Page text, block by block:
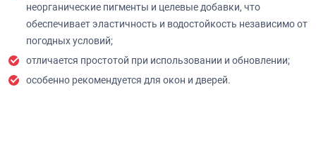
неорганические пигменты и целевые добавки, что
обеспечивает эластичность и водостойкость независимо от
погодных условий;
отличается простотой при использовании и обновлении;
особенно рекомендуется для окон и дверей.